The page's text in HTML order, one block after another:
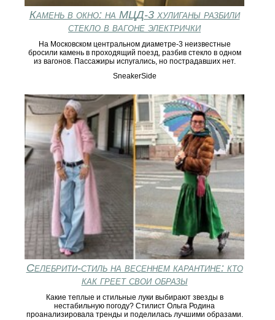
Камень в окно: на МЦД-3 хулиганы разбили
стекло в вагоне электрички
На Московском центральном диаметре-3 неизвестные
бросили камень в проходящий поезд, разбив стекло в одном
из вагонов. Пассажиры испугались, но пострадавших нет.
SneakerSide
Селебрити-стиль на весеннем карантине: кто
как греет свои образы
Какие теплые и стильные луки выбирают звезды в
нестабильную погоду? Стилист Ольга Родина
проанализировала тренды и поделилась лучшими образами.